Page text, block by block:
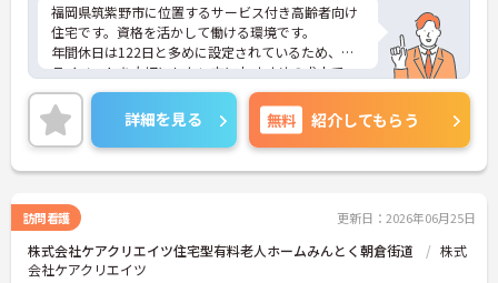
福岡県筑紫野市に位置するサービス付き高齢者向け
住宅です。資格を活かして働ける環境です。
年間休日は122日と多めに設定されているため、プ
ライベートを大切にしたい方におすすめの求人で
す。
ご興味のある方には、面接対策ポイントなど、さら
に詳細をお話しいたしますのでお気軽にご相談くだ
さい！
詳細を見る 無料 紹介してもらう
訪問看護 更新日：2026年06月25日
株式会社ケアクリエイツ住宅型有料老人ホームみんとく朝倉街道
株式
会社ケアクリエイツ